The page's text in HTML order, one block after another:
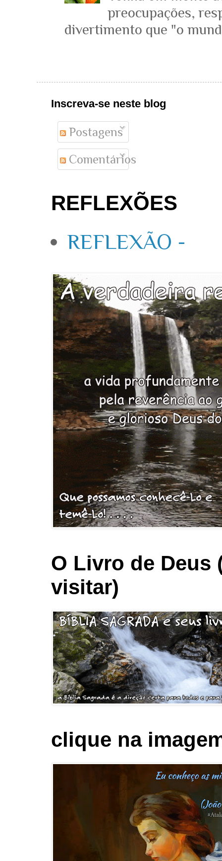
preocupações,
divertimento que "o
Inscreva-se neste blog
Postagens
Comentários
REFLEXÕES
REFLEXÃO -
O Livro de Deus
visitar)
clique na